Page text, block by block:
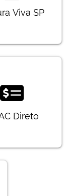
Viva SP
Direto